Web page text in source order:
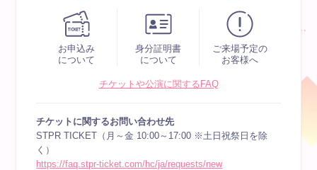
お申込み
について
身分証明書
について
ご来場予定の
お客様へ
チケットや公演に関するFAQ
チケットに関するお問い合わせ先
STPR TICKET（月～金 10:00～17:00 ※土日祝祭日を除
く）
https://faq.stpr-ticket.com/hc/ja/requests/new